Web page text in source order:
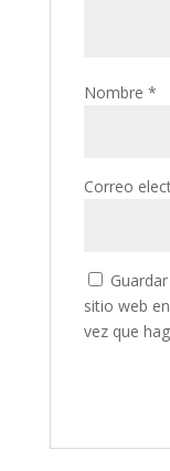
Nombre *
Correo
sitio web
vez que